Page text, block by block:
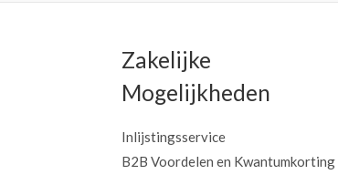
Zakelijke
Mogelijkheden
Inlijstingsservice
B2B Voordelen en Kwantumkorting